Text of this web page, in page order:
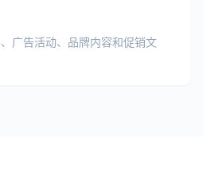
广告活动、品牌内容和促销文